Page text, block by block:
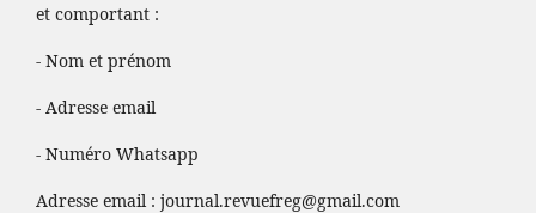
et comportant :
- Nom et prénom
- Adresse email
- Numéro Whatsapp
Adresse email : journal.revuefreg@gmail.com